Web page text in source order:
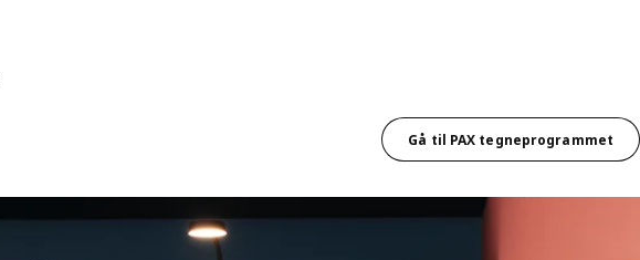
Gå til PAX tegneprogrammet